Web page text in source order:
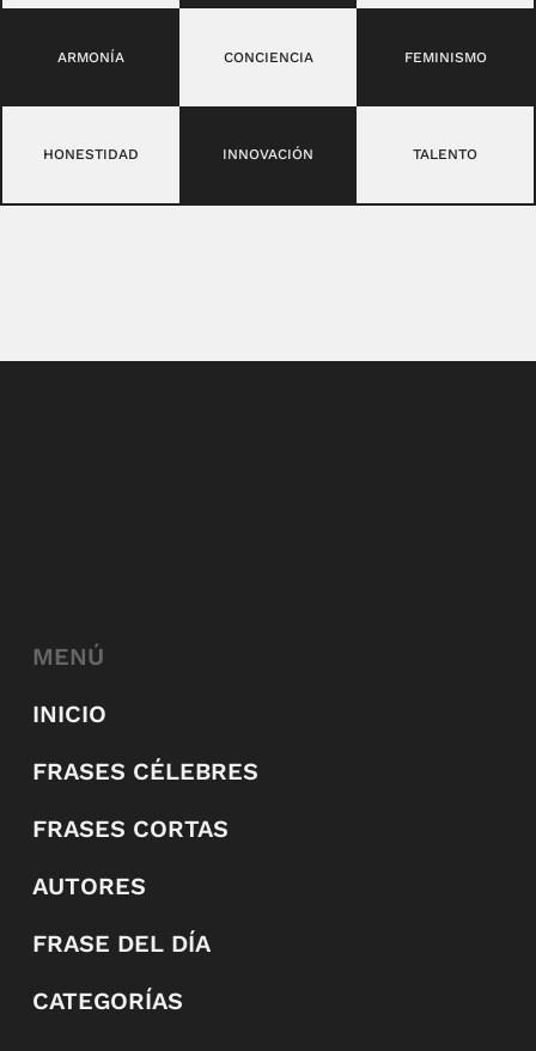
ARMONÍA CONCIENCIA FEMINISMO
HONESTIDAD INNOVACIÓN TALENTO
MENÚ
INICIO
FRASES CÉLEBRES
FRASES CORTAS
AUTORES
FRASE DEL DÍA
CATEGORÍAS